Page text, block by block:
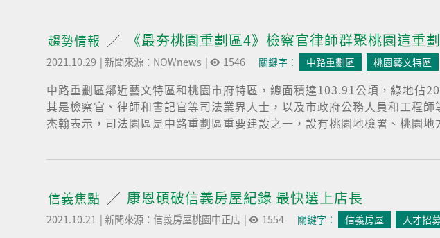
趨勢情報 《最夯桃園重劃區4》檢察官律師群聚桃園這重
2021.10.29 |新聞來源：NOWnews | 1546 關鍵字︰ 中路重劃區 桃園藝文特區
中路重劃區鄰近藝文特區和桃園市府特區，總面積達103.91公頃，綠地佔
其是檢察官、律師和書記官等司法業界人士，以及市政府公務人員和工程
杰翰表示，司法園區是中路重劃區重要建設之一，設有桃園地檢署、桃園
信義焦點 康恩碩破信義房屋紀錄 最快選上店長
2021.10.21 |新聞來源：信義房屋桃園中正店 | 1554 關鍵字︰ 信義房屋 人才招